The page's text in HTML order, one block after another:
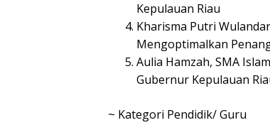
Kepulauan Riau
Kharisma Putri
Mengoptimalkan
Aulia Hamzah, SMA
Gubernur Kepulauan
~ Kategori Pendidik/ Guru